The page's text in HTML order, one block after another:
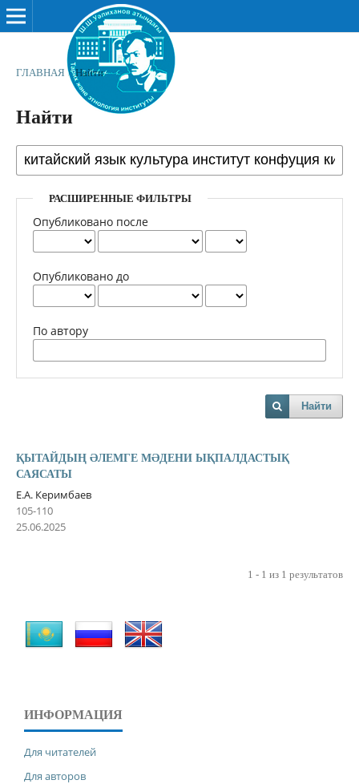
ГЛАВНАЯ / Найти
Найти
РАСШИРЕННЫЕ ФИЛЬТРЫ
Опубликовано после
Опубликовано до
По автору
Найти
ҚЫТАЙДЫҢ ƏЛЕМГЕ МƏДЕНИ ЫҚПАЛДАСТЫҚ
САЯСАТЫ
Е.А. Керимбаев
105-110
25.06.2025
1 - 1 из 1 результатов
ИНФОРМАЦИЯ
Для читателей
Для авторов